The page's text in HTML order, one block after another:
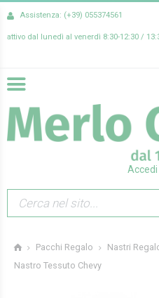
Assistenza: (+39) 055374561
attivo dal lunedì al venerdì 8:30-12:30 /
Accedi
Pacchi Regalo Nastri
Nastro Tessuto Chevy